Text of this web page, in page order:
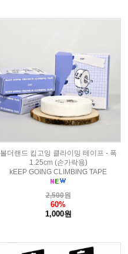
볼더랜드 킵고잉 클라이밍 테이프 - 폭
1.25cm (손가락용)
kEEP GOING CLIMBING TAPE
2,500원
60%
1,000원